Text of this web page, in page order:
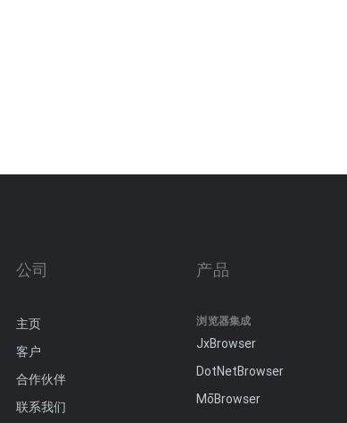
公司
主页
客户
合作伙伴
联系我们
产品
浏览器集成
JxBrowser
DotNetBrowser
MōBrowser